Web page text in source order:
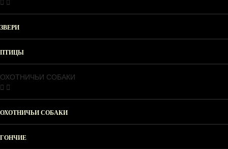
ЗВЕРИ
ПТИЦЫ
ОХОТНИЧЬИ СОБАКИ
ОХОТНИЧЬИ СОБАКИ
ГОНЧИЕ